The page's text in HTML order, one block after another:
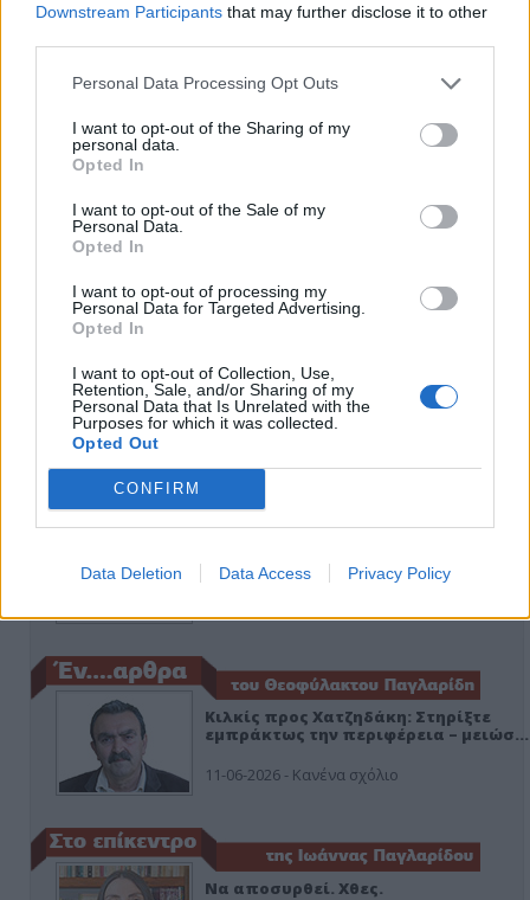
Downstream Participants that may further disclose it to other
Personal Data Processing Opt Outs
I want to opt-out of the Sharing of my
personal data.
Opted In
I want to opt-out of the Sale of my
Personal Data.
Opted In
I want to opt-out of processing my
Personal Data for Targeted Advertising.
Opted In
I want to opt-out of Collection, Use,
Retention, Sale, and/or Sharing of my
Personal Data that Is Unrelated with the
Purposes for which it was collected.
Opted Out
CONFIRM
Data Deletion Data Access Privacy Policy
ΑΠΟΨΕΙΣ
ο ΣΥΡΙΖΑ και οι Κιλκισιώτες
Κιλκίς προς Χατζηδάκη: Στηρίξτε
εμπράκτως την περιφέρεια – μειώσ…
11-06-2026 - Κανένα σχόλιο
Να αποσυρθεί. Χθες.